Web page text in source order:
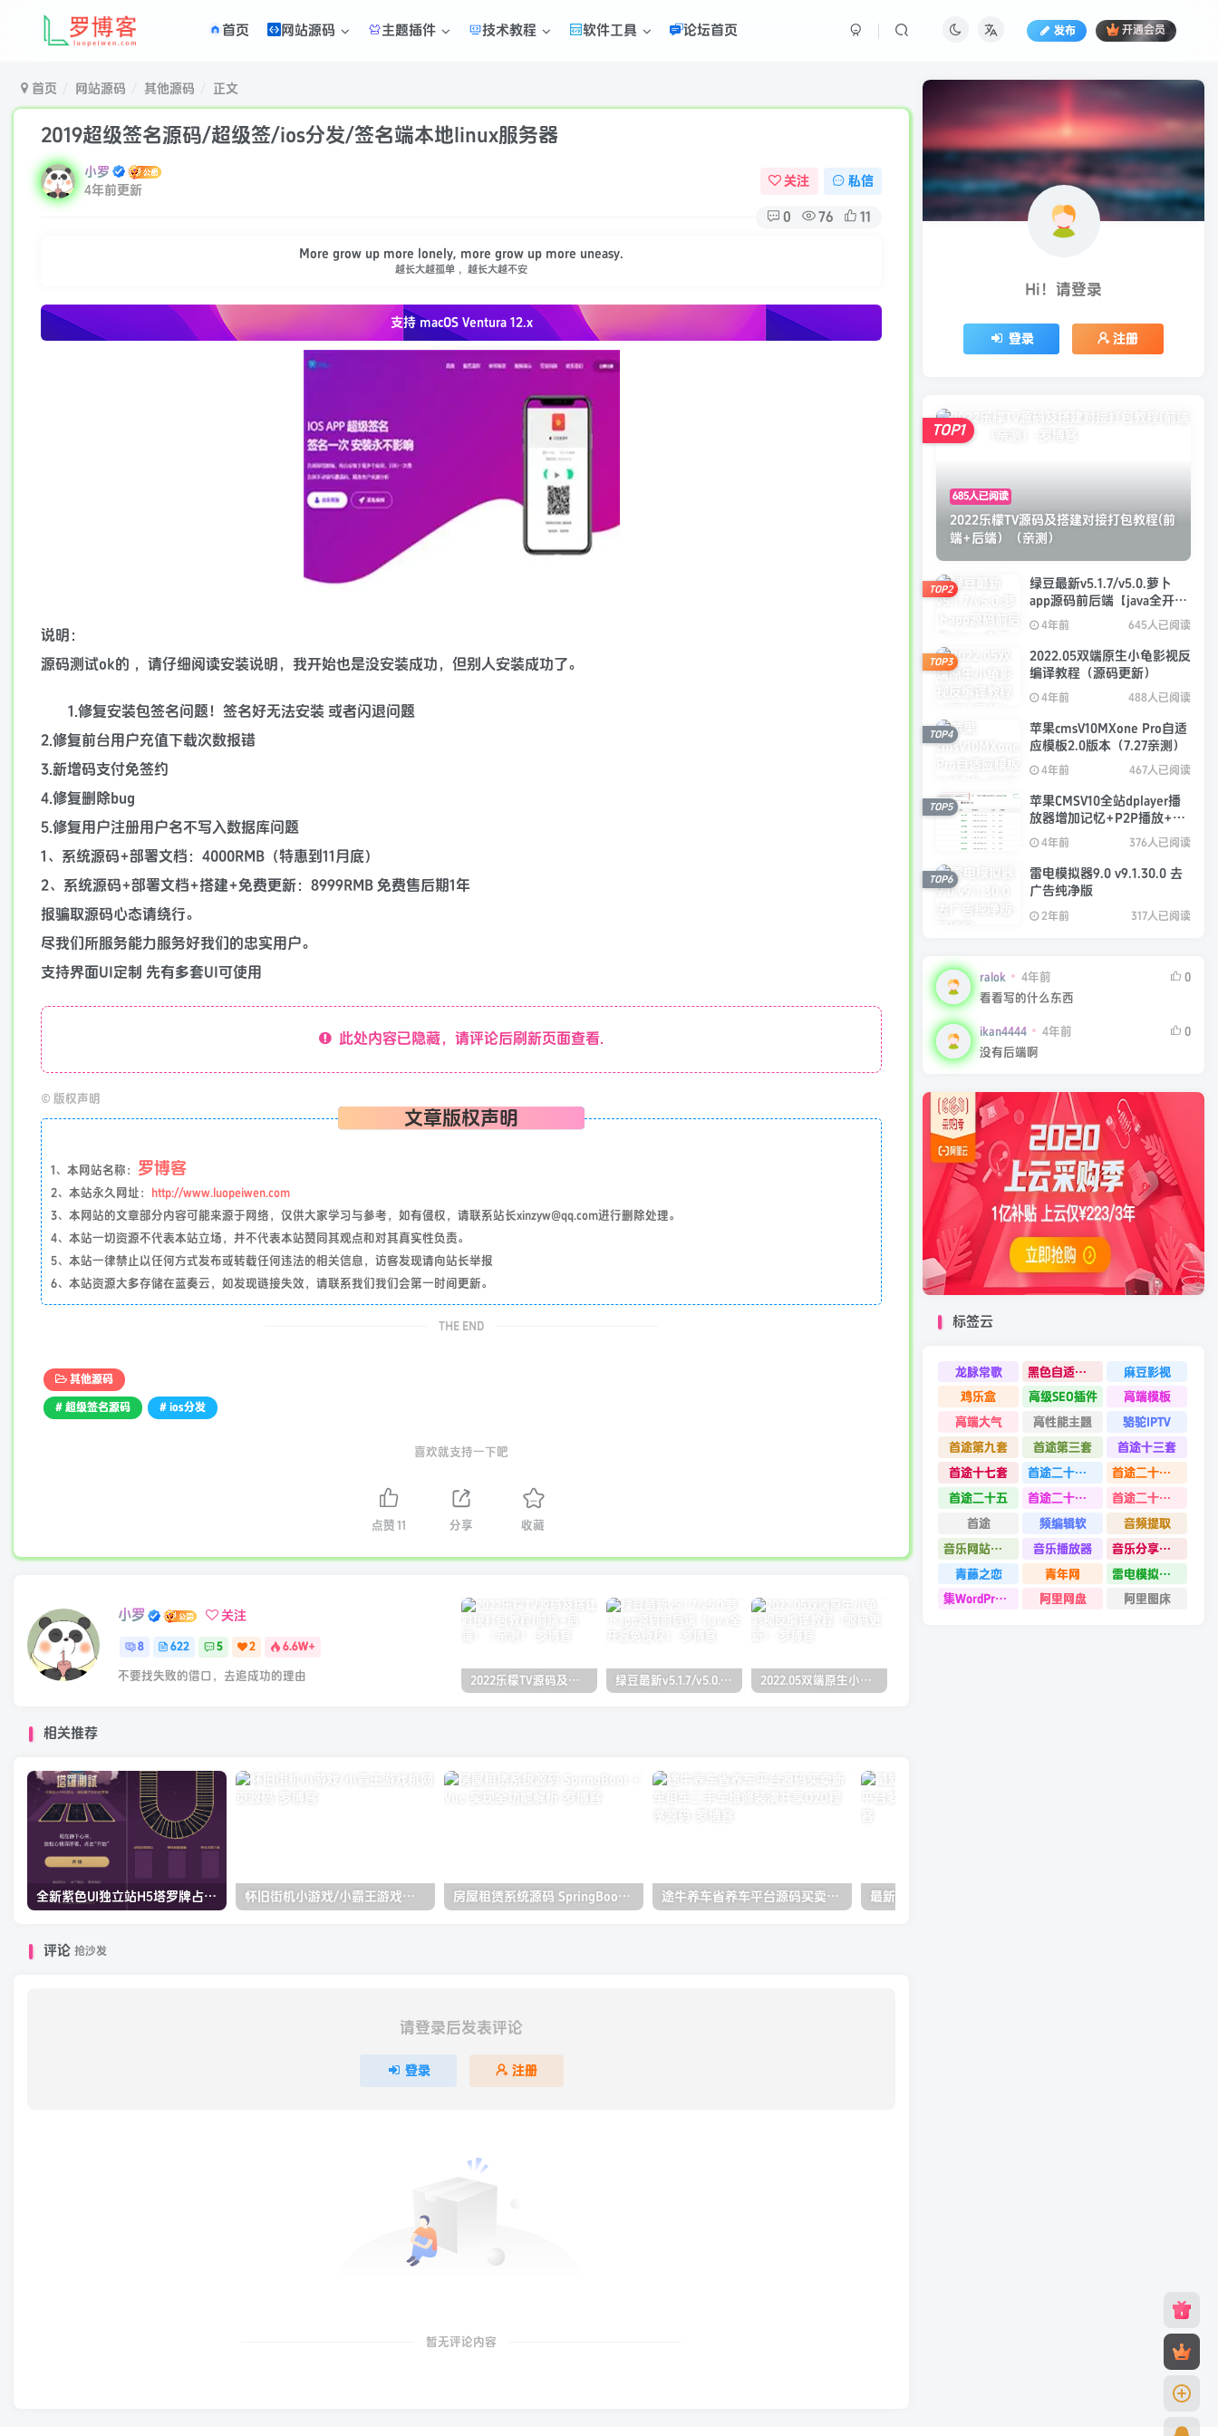
首页 网站源码 主题插件 技术教程 软件工具 论坛首页 发布 开通会员
首页 网站源码 其他源码 正文
2019超级签名源码/超级签/ios分发/签名端本地linux服务器
小罗
4年前更新
关注 私信
0 76 11
More grow up more lonely, more grow up more uneasy.
越长大越孤单 ，越长大越不安
支持 macOSVentura 12.x
说明：
源码测试ok的 ，请仔细阅读安装说明，我开始也是没安装成功，但别人安装成功了。
1.修复安装包签名问题！签名好无法安装 或者闪退问题
2.修复前台用户充值下载次数报错
3.新增码支付免签约
4.修复删除bug
5.修复用户注册用户名不写入数据库问题
1、系统源码+部署文档：4000RMB（特惠到11月底）
2、系统源码+部署文档+搭建+免费更新：8999RMB 免费售后期1年
报骗取源码心态请绕行。
尽我们所服务能力服务好我们的忠实用户。
支持界面UI定制 先有多套UI可使用
此处内容已隐藏，请评论后刷新页面查看.
© 版权声明
文章版权声明
1、本网站名称： 罗博客
2、本站永久网址：
http://www.luopeiwen.com
3、本网站的文章部分内容可能来源于网络，仅供大家学习与参考，如有侵权，请联系站长xinzyw@qq.com进行删除处理。
4、本站一切资源不代表本站立场，并不代表本站赞同其观点和对其真实性负责。
5、本站一律禁止以任何方式发布或转载任何违法的相关信息，访客发现请向站长举报
6、本站资源大多存储在蓝奏云，如发现链接失效，请联系我们我们会第一时间更新。
THE END
其他源码
# 超级签名源码 # ios分发
喜欢就支持一下吧
点赞 11 分享 收藏
小罗 关注
8 622 5 2 6.6W+
不要找失败的借口，去追成功的理由 2022乐檬TV源码及搭建对接打包教程(前端+后端）（亲测） 绿豆最新v5.1.7/v5.0.萝卜app源码前后端【java全开源免授权】 2022.05双端原生小龟影视反编译教程（源码更新）
相关推荐
全新紫色UI独立站H5塔罗牌占卜系统源码 怀旧街机小游戏/小霸王游戏机网页源码 房屋租赁系统源码 SpringBoot + Vue 实现全功能解析 途牛养车省养车平台源码买卖新车租车二手车维修装潢共享O2O程序源码
评论 抢沙发
请登录后发表评论
登录 注册
暂无评论内容
Hi！请登录
登录 注册
685人已阅读
2022乐檬TV源码及搭建对接打包教程(前
端+后端）（亲测）
TOP1
绿豆最新v5.1.7/v5.0.萝卜
app源码前后端【java全开源
免授权】
4年前 645人已阅读
TOP2
2022.05双端原生小龟影视反
编译教程（源码更新）
4年前 488人已阅读
TOP3
苹果cmsV10MXone Pro自适
应模板2.0版本（7.27亲测）
4年前 467人已阅读
TOP4
苹果CMSV10全站dplayer播
放器增加记忆+P2P播放+弹
幕+自动下一集功能
4年前 376人已阅读
TOP5
雷电模拟器9.0 v9.1.30.0 去
广告纯净版
2年前 317人已阅读
TOP6
ralok 4年前
0
看看写的什么东西
ikan4444 4年前
0
没有后端啊
标签云
龙脉常歌 黑色自适应模板
麻豆影视
鸡乐盒
高级SEO插件
高端模板
高端大气
高性能主题
骆驼IPTV
首途第九套
首途第三套
首途十三套
首途十七套
首途二十四套
首途二十六套
首途二十五
首途二十二套
首途二十一套
首途
频编辑软
音频提取
音乐网站源码
音乐播放器
音乐分享平台源码
青藤之恋
青年网
雷电模拟器9.0
集WordPress集插件
阿里网盘 阿里图床